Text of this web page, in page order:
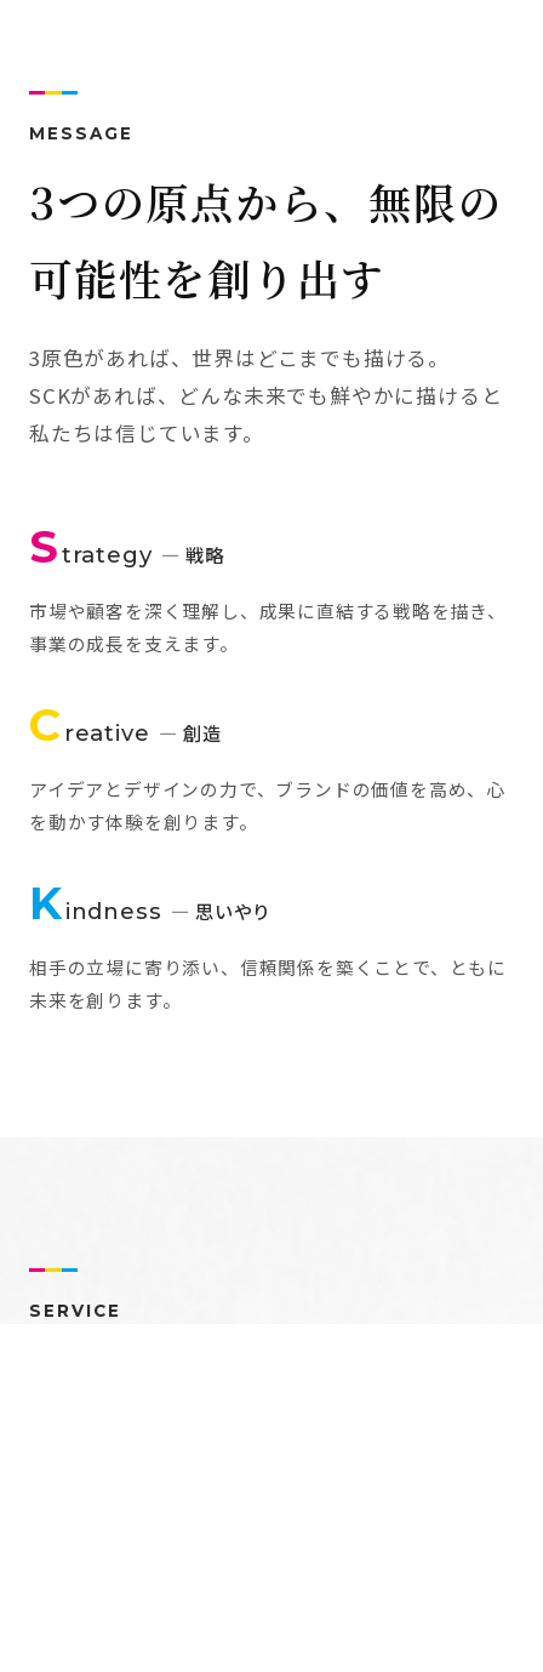
MESSAGE
3つの原点から、無限の
可能性を創り出す
3原色があれば、世界はどこまでも描ける。
SCKがあれば、どんな未来でも鮮やかに描けると
私たちは信じています。
Strategy — 戦略
市場や顧客を深く理解し、成果に直結する戦略を描き、
事業の成長を支えます。
C reative — 創造
アイデアとデザインの力で、ブランドの価値を高め、心
を動かす体験を創ります。
Kindness — 思いやり
相手の立場に寄り添い、信頼関係を築くことで、ともに
未来を創ります。
SERVICE